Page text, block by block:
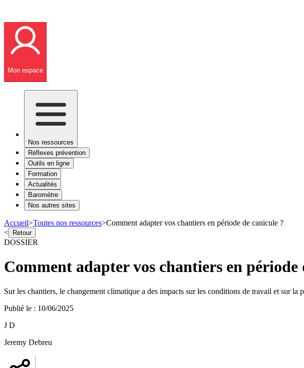
Mon espace
Nos ressources
Réflexes prévention
Outils en ligne
Formation
Actualités
Baromètre
Nos autres sites
Accueil>Toutes nos ressources>Comment adapter vos chantiers en période de canicule ?
< Retour
DOSSIER
Comment adapter vos chantiers en période
Sur les chantiers, le changement climatique a des impacts sur les conditions de travail et sur
Publié le : 10/06/2025
J D
Jeremy Debreu